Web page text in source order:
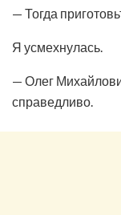
— Тогда
Я усмехнулась.
— Олег
справедливо.